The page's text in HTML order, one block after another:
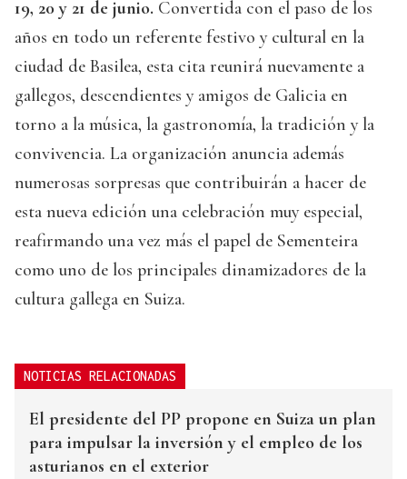
19, 20 y 21 de junio. Convertida con el paso de los
años en todo un referente festivo y cultural en la
ciudad de Basilea, esta cita reunirá nuevamente a
gallegos, descendientes y amigos de Galicia en
torno a la música, la gastronomía, la tradición y la
convivencia. La organización anuncia además
numerosas sorpresas que contribuirán a hacer de
esta nueva edición una celebración muy especial,
reafirmando una vez más el papel de Sementeira
como uno de los principales dinamizadores de la
cultura gallega en Suiza.
NOTICIAS RELACIONADAS
El presidente del PP propone en Suiza un plan
para impulsar la inversión y el empleo de los
asturianos en el exterior